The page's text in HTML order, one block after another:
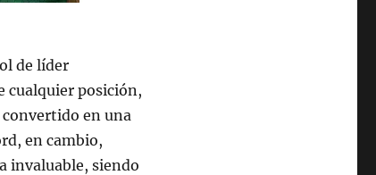
de líder
cualquier posición,
convertido en una
en cambio,
invaluable, siendo